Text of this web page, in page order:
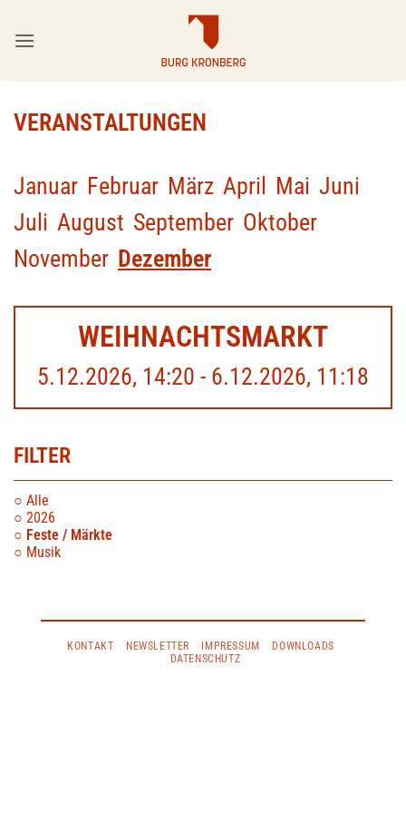
Inhalt
VERANSTALTUNGEN
Januar Februar März April Mai Juni
Juli August September Oktober
November Dezember
WEIHNACHTSMARKT
5.12.2026, 14:20 - 6.12.2026, 11:18
FILTER
Alle
2026
Feste / Märkte
Musik
KONTAKT NEWSLETTER IMPRESSUM
DOWNLOADS
DATENSCHUTZ